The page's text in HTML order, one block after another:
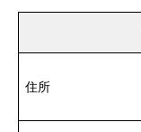
住所